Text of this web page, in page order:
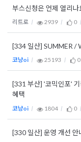
부스신청은 언제 열리나
리트로 2939 0
[334 일산] SUMMER /
코냥oi 25193 0
[331 부산] '코믹인포'
혜택
코냥oi 1804 0
[330 일산] 운영 개선 안